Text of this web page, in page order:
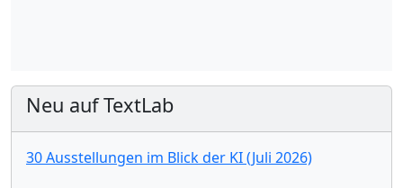
Neu auf TextLab
30 Ausstellungen im Blick der KI (Juli 2026)